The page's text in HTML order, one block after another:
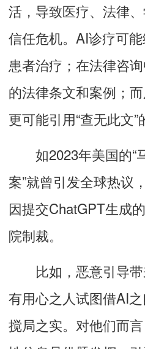
活 ，导致医疗、法律
信任危机。AI诊疗可
患者治疗；在法律咨
的法律条文和案例；
更可能引用“查无此文”
如2023年美国的“
案”就曾引发全球热议
因提交ChatGPT生成
院制裁。
比如，恶意引导带
有用心之人试图借AI
搅局之实。对他们而